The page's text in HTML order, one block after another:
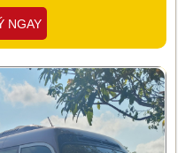
NGAY